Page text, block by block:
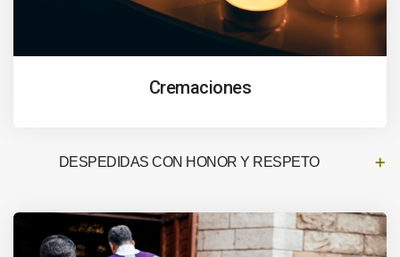
Cremaciones
DESPEDIDAS CON HONOR Y RESPETO